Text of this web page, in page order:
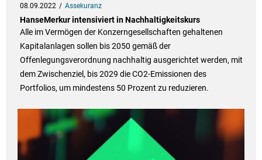
08.09.2022 Assekuranz
HanseMerkur intensiviert in Nachhaltigkeitskurs
Alle im Vermögen der Konzerngesellschaften gehaltenen
Kapitalanlagen sollen bis 2050 gemäß der
Offenlegungsverordnung nachhaltig ausgerichtet werden, mit
dem Zwischenziel, bis 2029 die CO2-Emissionen des
Portfolios, um mindestens 50 Prozent zu reduzieren.